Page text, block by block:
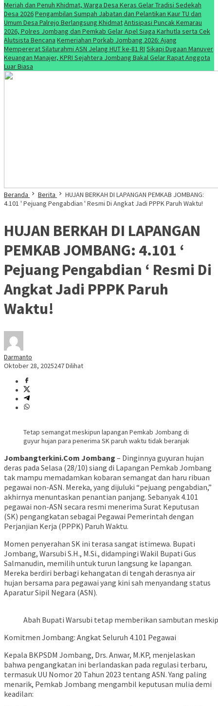
Meriah dan Penuh Khidmat, Warga Desa Keras Gelar Tradisi Sedekah
Desa 2026Pengambilan Sumpah Jabatan dan Pelantikan Kaur TU dan
Umum Desa Palrejo Berlangsung KhidmatAntisipasi Puncak Kemarau
2026, Polres Jombang dan Pemkab Gelar Apel Siaga Karhutla serta Cek
Alutsista Bencana Kemeriahan Porkab Jombang 2026: Ajang
Mempererat Silaturahmi ASN Jelang HUT ke-81 RI Sikapi Dugaan Manuver
Keuangan Manajer, KPRI Sejahtera Jombang Bakal Gelar Rapat Anggota
Luar Biasa
Beranda Berita
HUJAN BERKAH DI LAPANGAN PEMKAB JOMBANG:
4.101 ' Pejuang Pengabdian ' Resmi Di Angkat Jadi PPPK Paruh Waktu!
HUJAN BERKAH DI LAPANGAN
PEMKAB JOMBANG: 4.101 ‘
Pejuang Pengabdian ‘ Resmi Di
Angkat Jadi PPPK Paruh
Waktu!
Darmanto
Oktober 28, 2025247 Dilihat
Tetap semangat meskipun lapangan Pemkab Jombang di
guyur hujan para penerima SK paruh waktu tidak beranjak
Jombangterkini.Com Jombang – Dinginnya guyuran hujan
deras pada Selasa (28/10) siang di Lapangan Pemkab Jombang
tak mampu memadamkan kobaran semangat dan haru ribuan
pegawai non-ASN. Mereka, yang dijuluki “pejuang pengabdian,”
akhirnya menuntaskan penantian panjang. Sebanyak 4.101
pegawai non-ASN secara resmi menerima Surat Keputusan
(SK) pengangkatan sebagai Pegawai Pemerintah dengan
Perjanjian Kerja (PPPK) Paruh Waktu.
​Momen penyerahan SK ini terasa sangat istimewa. Bupati
Jombang, Warsubi S.H., M.Si., didampingi Wakil Bupati Gus
Salmanudin, memilih untuk turun langsung ke lapangan.
Mereka berdiri berbagi kehangatan di tengah derasnya air
hujan bersama para pegawai yang kini sah menyandang status
Aparatur Sipil Negara (ASN).
Abah Bupati Warsubi tetap memberikan sambutan
​Komitmen Jombang: Angkat Seluruh 4.101 Pegawai
​Kepala BKPSDM Jombang, Drs. Anwar, M.KP, menjelaskan
bahwa pengangkatan ini berlandaskan pada regulasi terbaru,
termasuk UU Nomor 20 Tahun 2023 tentang ASN. Yang paling
menarik, Pemkab Jombang mengambil keputusan mulia demi
keadilan: